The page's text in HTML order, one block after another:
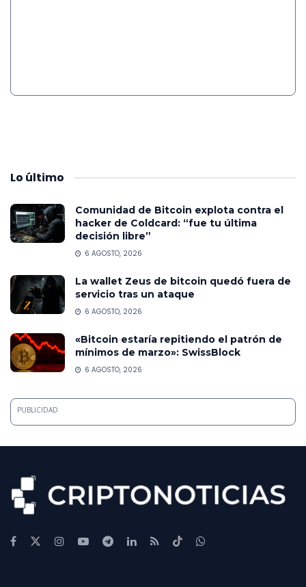
Lo último
Comunidad de Bitcoin explota contra el
hacker de Coldcard: “fue tu última
decisión libre”
6 AGOSTO, 2026
La wallet Zeus de bitcoin quedó fuera de
servicio tras un ataque
6 AGOSTO, 2026
«Bitcoin estaría repitiendo el patrón de
mínimos de marzo»: SwissBlock
6 AGOSTO, 2026
PUBLICIDAD